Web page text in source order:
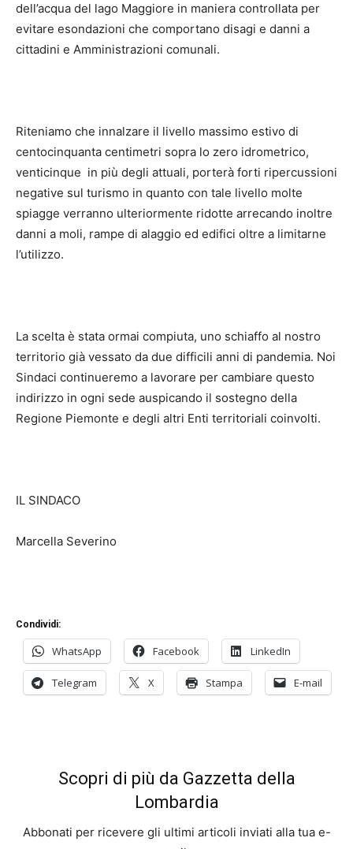
dell’acqua del lago Maggiore in maniera controllata per
evitare esondazioni che comportano disagi e danni a
cittadini e Amministrazioni comunali.
Riteniamo che innalzare il livello massimo estivo di
centocinquanta centimetri sopra lo zero idrometrico,
venticinque in più degli attuali, porterà forti ripercussioni
negative sul turismo in quanto con tale livello molte
spiagge verranno ulteriormente ridotte arrecando inoltre
danni a moli, rampe di alaggio ed edifici oltre a limitarne
l’utilizzo.
La scelta è stata ormai compiuta, uno schiaffo al nostro
territorio già vessato da due difficili anni di pandemia. Noi
Sindaci continueremo a lavorare per cambiare questo
indirizzo in ogni sede auspicando il sostegno della
Regione Piemonte e degli altri Enti territoriali coinvolti.
IL SINDACO
Marcella Severino
Condividi:
WhatsApp Facebook LinkedIn
Telegram X Stampa E-mail
Scopri di più da Gazzetta della
Lombardia
Abbonati per ricevere gli ultimi articoli inviati alla tua e-